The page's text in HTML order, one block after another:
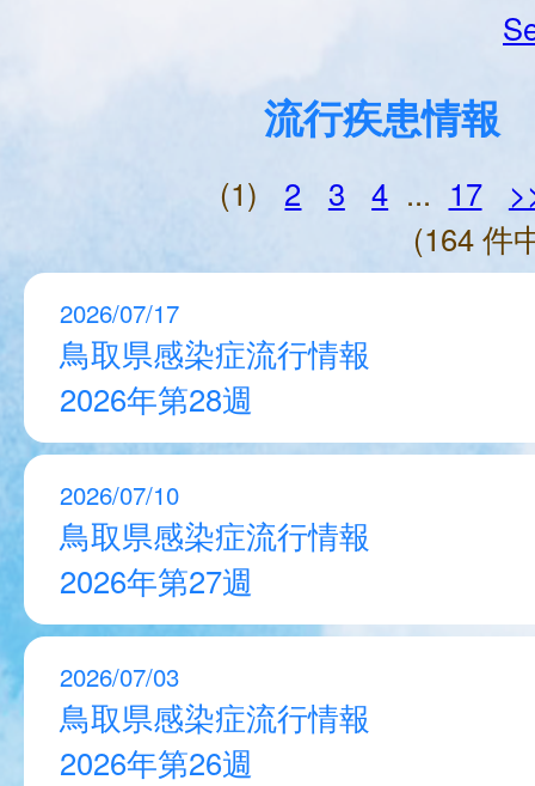
流行疾患情報
(1) 2 3 4 ... 17
(164 件
2026/07/17
鳥取県感染症流行情報
2026年第28週
2026/07/10
鳥取県感染症流行情報
2026年第27週
2026/07/03
鳥取県感染症流行情報
2026年第26週